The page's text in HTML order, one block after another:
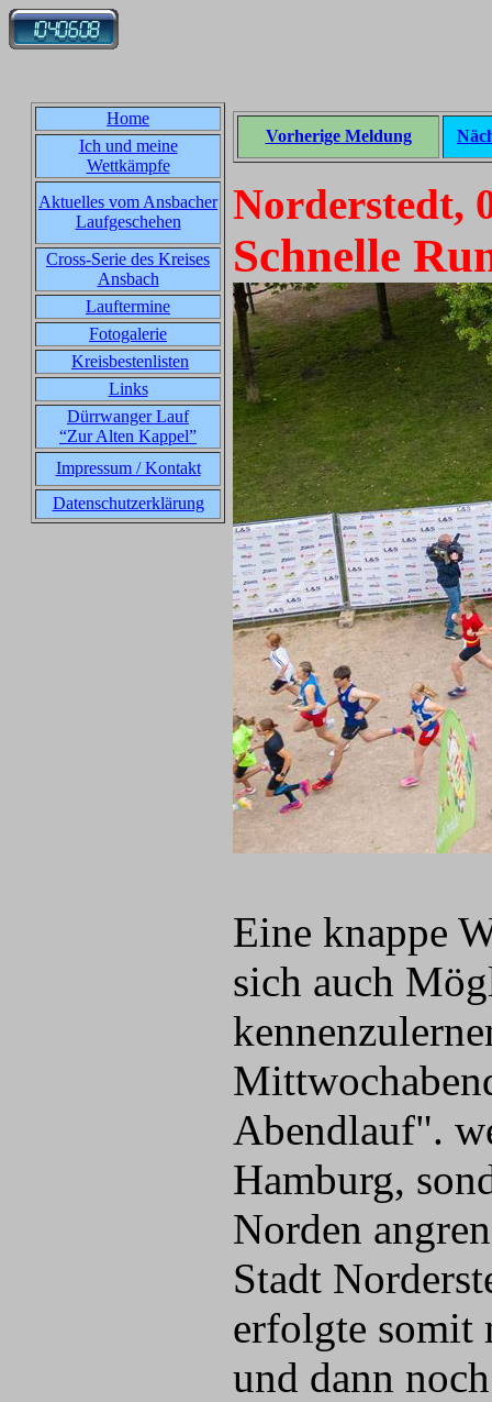
Home
Ich und meine
Wettkämpfe
Aktuelles vom Ansbacher
Laufgeschehen
Cross-Serie des Kreises
Ansbach
Lauftermine
Fotogalerie
Kreisbestenlisten
Links
Dürrwanger Lauf
“Zur Alten Kappel”
Impressum / Kontakt
Datenschutzerklärung
Vorherige Meldung
Norderstedt,
Schnelle
Eine knappe
sich auch
Abendlauf".
Hamburg,
Norden
Stadt
erfolgte somit
und dann